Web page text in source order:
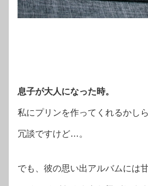
息子が大人になった時。
私にプリンを作ってくれるかし
冗談ですけど…。
でも、彼の思い出アルバムには